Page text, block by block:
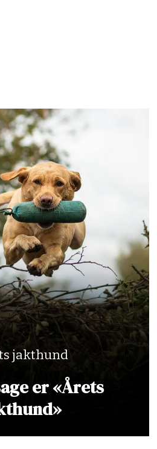
jakthund
er «Årets